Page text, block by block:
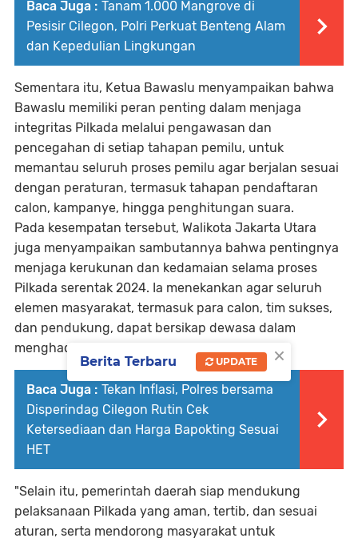
Baca Juga : Tanam 1.000 Mangrove di
Pesisir Cilegon, Polri Perkuat Benteng Alam
dan Kepedulian Lingkungan
Sementara itu, Ketua Bawaslu menyampaikan bahwa
Bawaslu memiliki peran penting dalam menjaga
integritas Pilkada melalui pengawasan dan
pencegahan di setiap tahapan pemilu, untuk
memantau seluruh proses pemilu agar berjalan sesuai
dengan peraturan, termasuk tahapan pendaftaran
calon, kampanye, hingga penghitungan suara.
Pada kesempatan tersebut, Walikota Jakarta Utara
juga menyampaikan sambutannya bahwa pentingnya
menjaga kerukunan dan kedamaian selama proses
Pilkada serentak 2024. Ia menekankan agar seluruh
elemen masyarakat, termasuk para calon, tim sukses,
dan pendukung, dapat bersikap dewasa dalam
menghadapi perbedaan pilihan politik.
Baca Juga : Tekan Inflasi, Polres bersama
Disperindag Cilegon Rutin Cek
Ketersediaan dan Harga Bapokting Sesuai
HET
"Selain itu, pemerintah daerah siap mendukung
pelaksanaan Pilkada yang aman, tertib, dan sesuai
aturan, serta mendorong masyarakat untuk
×
Berita Terbaru UPDATE